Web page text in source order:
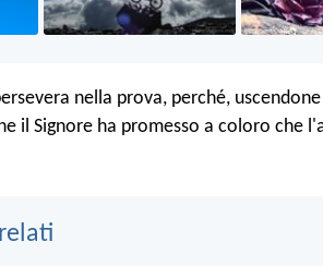
nella prova, perché,
il Signore ha promesso a coloro che